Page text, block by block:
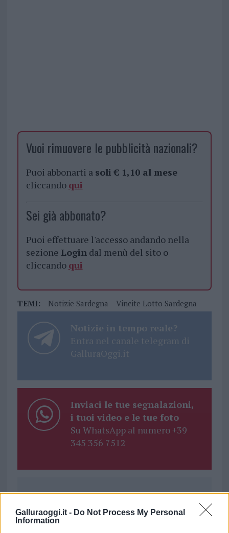
Galluraoggi.it - Do Not Process My Personal
Information
Vuoi rimuovere le pubblicità nazionali?
Puoi abbonarti a soli € 1,10 al mese
cliccando qui
Sei già abbonato?
Puoi effettuare l'accesso andando nella
sezione Logindal menù del sito o
cliccando qui
TEMI: Notizie Sardegna Vincite Lotto Sardegna
Notizie in tempo reale?
Entra nel canale telegram di
GalluraOggi.it
Inviaci le tue segnalazioni,
i tuoi video e le tue foto
Su WhatsApp al numero +39
345 356 7512